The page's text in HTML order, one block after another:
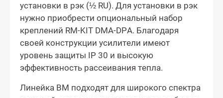
установки в рэк (½ RU). Для установки в рэк
нужно приобрести опциональный набор
креплений RM-KIT DMA-DPA. Благодаря
своей конструкции усилители имеют
уровень защиты IP 30 и высокую
эффективность рассеивания тепла.
Линейка BM подходят для широкого спектра